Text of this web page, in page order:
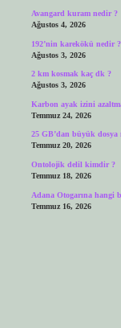
Avangard kuram nedir ?
Ağustos 4, 2026
192’nin karekökü nedir ?
Ağustos 3, 2026
2 km kosmak kaç dk ?
Ağustos 3, 2026
Karbon ayak izini
Temmuz 24, 2026
25 GB’dan büyük dosya
Temmuz 20, 2026
Ontolojik delil kimdir ?
Temmuz 18, 2026
Adana Otogarına hangi
Temmuz 16, 2026